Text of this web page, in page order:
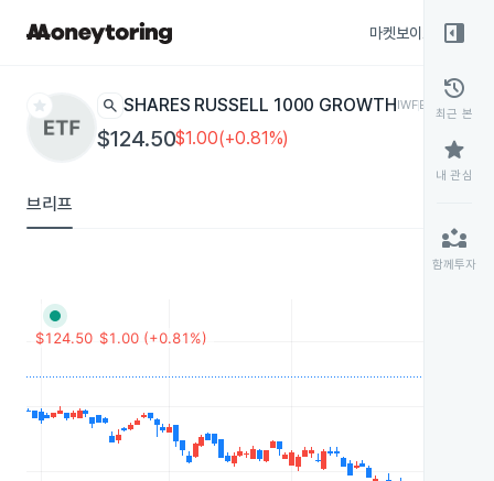
마켓보이스
star search ISHARES RUSSELL 1000 GROWTHIWFETF
$124.50$1.00(+0.81%)
브리프
right_panel_open
history
최근 본
star
내 관심
partner_exchange
함께투자